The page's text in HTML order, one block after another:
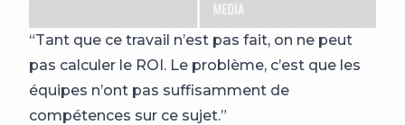
“Tant que ce travail n’est pas fait, on ne peut
pas calculer le ROI. Le problème, c’est que les
équipes n’ont pas suffisamment de
compétences sur ce sujet.”